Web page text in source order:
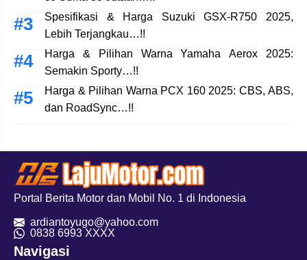
Spesifikasi & Harga Suzuki GSX-R750 2025,
Lebih Terjangkau…!!
Harga & Pilihan Warna Yamaha Aerox 2025:
Semakin Sporty…!!
Harga & Pilihan Warna PCX 160 2025: CBS, ABS,
dan RoadSync…!!
Portal Berita Motor dan Mobil No. 1 di Indonesia
ardiantoyugo@yahoo.com
0838 6993 XXXX
Navigasi